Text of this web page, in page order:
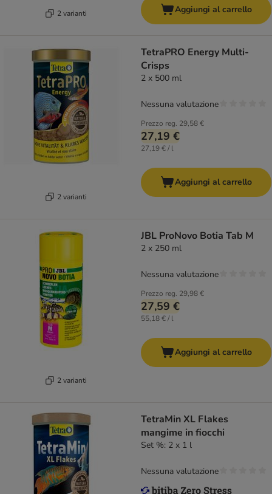
2 varianti Aggiungi al carrello
2 varianti
TetraPRO Energy Multi-
Crisps
2 x 500 ml
Prezzo reg. 29,58 €
27,19 €
27,19 € / l
Nessuna valutazione
Aggiungi al carrello
2 varianti
JBL ProNovo Botia Tab M
2 x 250 ml
Prezzo reg. 29,98 €
27,59 €
55,18 € / l
Nessuna valutazione
Aggiungi al carrello
TetraMin XL Flakes
mangime in fiocchi
Set %: 2 x 1 l
Nessuna valutazione